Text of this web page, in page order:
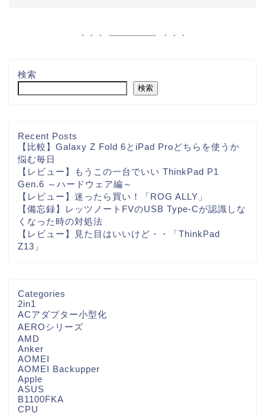
検索
検索
Recent Posts
【比較】Galaxy Z Fold 6とiPad Proどちらを使うか
悩む毎日
【レビュー】もうこの一台でいい ThinkPad P1
Gen.6 ～ハードウェア編～
【レビュー】迷ったら買い！「ROG ALLY」
【備忘録】レッツノートFVのUSB Type-Cが認識しな
くなった時の対処法
【レビュー】見た目はいいけど・・「ThinkPad
Z13」
Categories
2in1
ACアダプター小型化
AEROシリーズ
AMD
Anker
AOMEI
AOMEI Backupper
Apple
ASUS
B1100FKA
CPU